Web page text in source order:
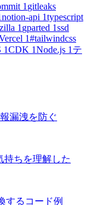
1 gitleaks
notion-api 1typescript
1 gparted 1ssd
1#tailwindcss
1CDK 1Node.js 1 テ
漏洩を防ぐ
持ちを理解した
するコード例